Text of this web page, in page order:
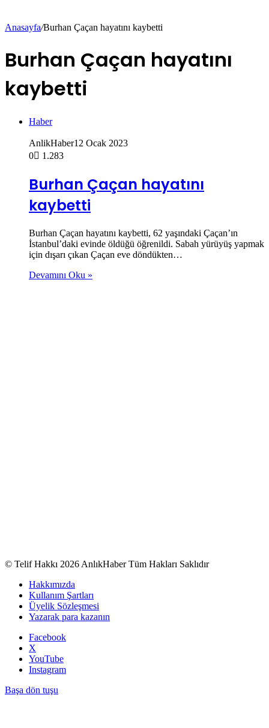
Anasayfa/Burhan Çaçan hayatını kaybetti
Burhan Çaçan hayatını
kaybetti
Haber
AnlikHaber12 Ocak 2023
0
1.283
Burhan Çaçan hayatını
kaybetti
Burhan Çaçan hayatını kaybetti, 62 yaşındaki Çaçan’ın
İstanbul’daki evinde öldüğü öğrenildi. Sabah yürüyüş yapmak
için dışarı çıkan Çaçan eve döndükten…
Devamını Oku »
© Telif Hakkı 2026 AnlıkHaber Tüm Hakları Saklıdır
Hakkımızda
Kullanım Şartları
Üyelik Sözleşmesi
Yazarak para kazanın
Facebook
X
YouTube
Instagram
Başa dön tuşu